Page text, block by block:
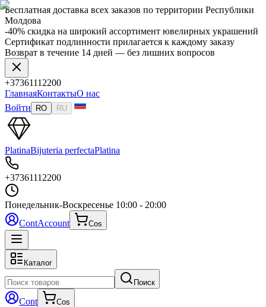
Бесплатная доставка всех заказов по территории Республики
Молдова
-40% скидка на широкий ассортимент ювелирных украшений
Сертификат подлинности прилагается к каждому заказу
Возврат в течение 14 дней — без лишних вопросов
+37361112200
ГлавнаяКонтактыО нас
Войти
RO RU
PlatinaBijuteria perfectaPlatina
+37361112200
Понедельник-Воскресенье 10:00 - 20:00
ContAccount Cos
Каталог
Поиск
Cont Cos